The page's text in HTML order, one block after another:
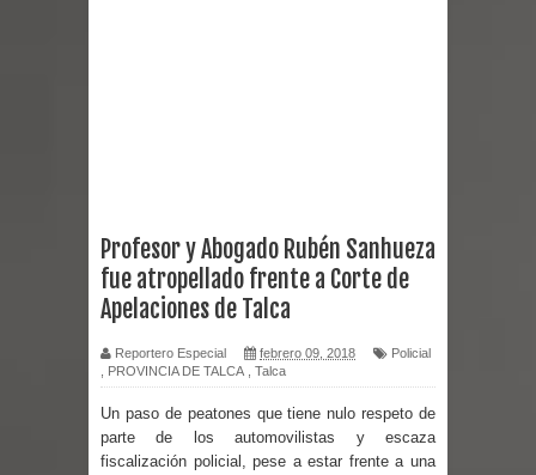
2026 en Talca
Alerta por hantavirus: expertos piden
Matrimonios Linarenses Celebraron
Bodas de Oro
Profesor y Abogado Rubén Sanhueza
fue atropellado frente a Corte de
Apelaciones de Talca
Reportero Especial febrero 09, 2018
Policial
PROVINCIA DE TALCA Talca
Un paso de peatones que tiene nulo respeto de
parte de los automovilistas y escaza
fiscalización policial, pese a estar frente a una